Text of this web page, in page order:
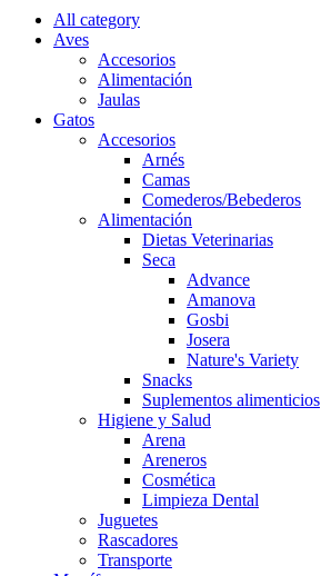
All category
Aves
Accesorios
Alimentación
Jaulas
Gatos
Accesorios
Arnés
Camas
Comederos/Bebederos
Alimentación
Dietas Veterinarias
Seca
Advance
Amanova
Gosbi
Josera
Nature's Variety
Snacks
Suplementos alimenticios
Higiene y Salud
Arena
Areneros
Cosmética
Limpieza Dental
Juguetes
Rascadores
Transporte